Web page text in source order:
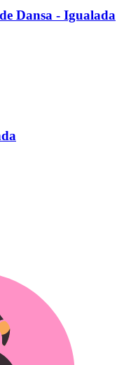
Dansa - Igualada